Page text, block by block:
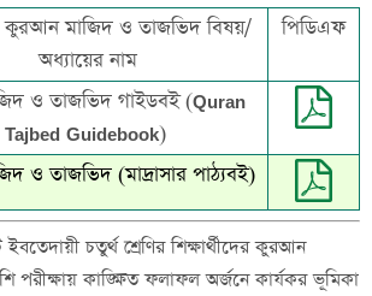
কুরআন মাজিদ ও তাজভিদ বিষয়/
অধ্যায়ের নাম
পিডিএফ
ও তাজভিদ গাইডবই(Quran
Guidebook)
ও তাজভিদ (মাদ্রাসার পাঠ্যবই)
চতুর্থ শ্রেণির শিক্ষার্থীদের কুরআন
পরীক্ষায় কাঙ্ক্ষিত ফলাফল অর্জনে কার্যকর ভূমিকা